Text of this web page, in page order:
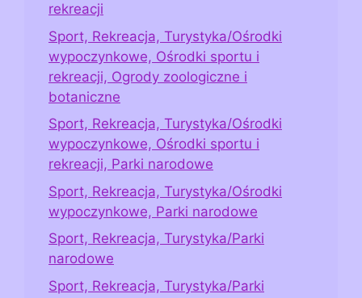
rekreacji
Sport, Rekreacja, Turystyka/Ośrodki
wypoczynkowe, Ośrodki sportu i
rekreacji, Ogrody zoologiczne i
botaniczne
Sport, Rekreacja, Turystyka/Ośrodki
wypoczynkowe, Ośrodki sportu i
rekreacji, Parki narodowe
Sport, Rekreacja, Turystyka/Ośrodki
wypoczynkowe, Parki narodowe
Sport, Rekreacja, Turystyka/Parki
narodowe
Sport, Rekreacja, Turystyka/Parki